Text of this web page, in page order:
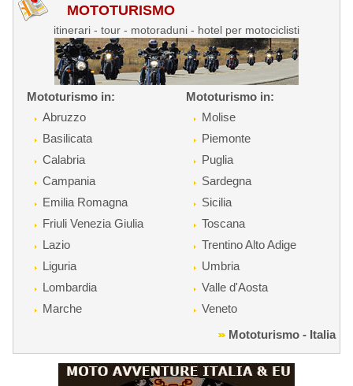
MOTOTURISMO
itinerari - tour - motoraduni - hotel per motociclisti
Mototurismo in:
Abruzzo
Basilicata
Calabria
Campania
Emilia Romagna
Friuli Venezia Giulia
Lazio
Liguria
Lombardia
Marche
Mototurismo in:
Molise
Piemonte
Puglia
Sardegna
Sicilia
Toscana
Trentino Alto Adige
Umbria
Valle d'Aosta
Veneto
Mototurismo - Italia